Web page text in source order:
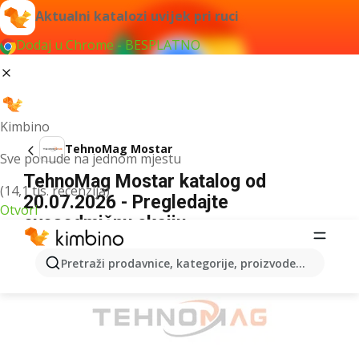
Aktualni katalozi uvijek pri ruci
Dodaj u Chrome - BESPLATNO
Kimbino
Sve ponude na jednom mjestu
(14,1 tis. recenzija)
Otvori
Pretraži prodavnice, kategorije, proizvode...
TehnoMag Mostar
TehnoMag Mostar katalog od
20.07.2026 - Pregledajte
ovosedmičnu akciju